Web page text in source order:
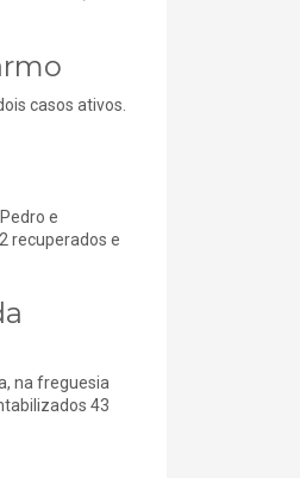
casos ativos.
e
recuperados e
na freguesia
43